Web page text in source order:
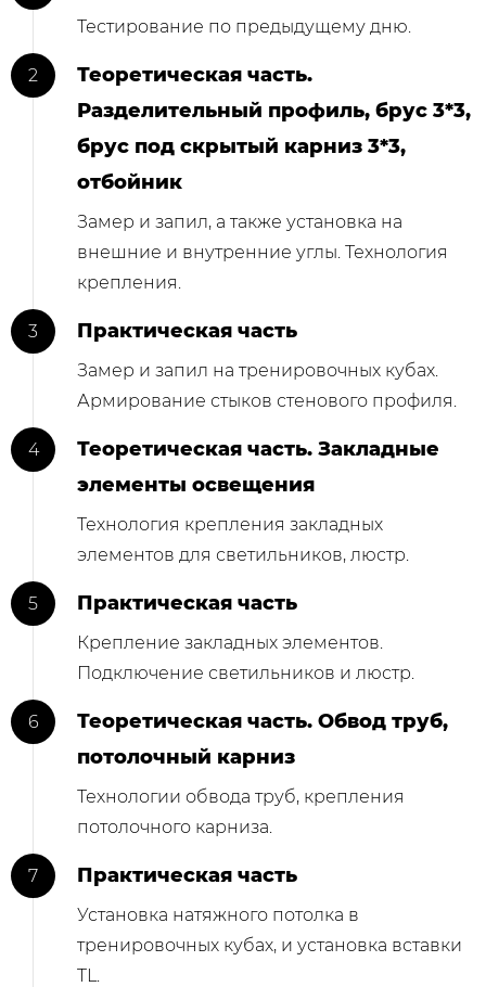
Тестирование по предыдущему дню.
Теоретическая часть.
Разделительный профиль, брус 3*3,
брус под скрытый карниз 3*3,
отбойник
Замер и запил, а также установка на
внешние и внутренние углы. Технология
крепления.
Практическая часть
Замер и запил на тренировочных кубах.
Армирование стыков стенового профиля.
Теоретическая часть. Закладные
элементы освещения
Технология крепления закладных
элементов для светильников, люстр.
Практическая часть
Крепление закладных элементов.
Подключение светильников и люстр.
Теоретическая часть. Обвод труб,
потолочный карниз
Технологии обвода труб, крепления
потолочного карниза.
Практическая часть
Установка натяжного потолка в
тренировочных кубах, и установка вставки
TL.